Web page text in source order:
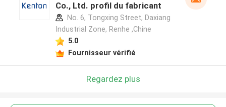
Co., Ltd. profil du fabricant
No. 6, Tongxing Street, Daxiang
Industrial Zone, Renhe ,Chine
5.0
Fournisseur vérifié
Regardez plus